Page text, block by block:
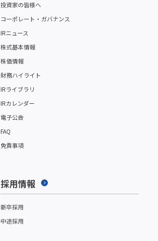
投資家の皆様へ
コーポレート・ガバナンス
IRニュース
株式基本情報
株価情報
財務ハイライト
IRライブラリ
IRカレンダー
電子公告
FAQ
免責事項
採用情報
新卒採用
中途採用